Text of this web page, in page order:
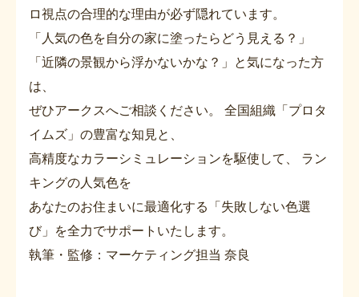
ロ視点の合理的な理由が必ず隠れています。
「人気の色を自分の家に塗ったらどう見える？」
「近隣の景観から浮かないかな？」と気になった方
は、
ぜひアークスへご相談ください。 全国組織「プロタ
イムズ」の豊富な知見と、
高精度なカラーシミュレーションを駆使して、 ラン
キングの人気色を
あなたのお住まいに最適化する「失敗しない色選
び」を全力でサポートいたします。
執筆・監修：マーケティング担当 奈良